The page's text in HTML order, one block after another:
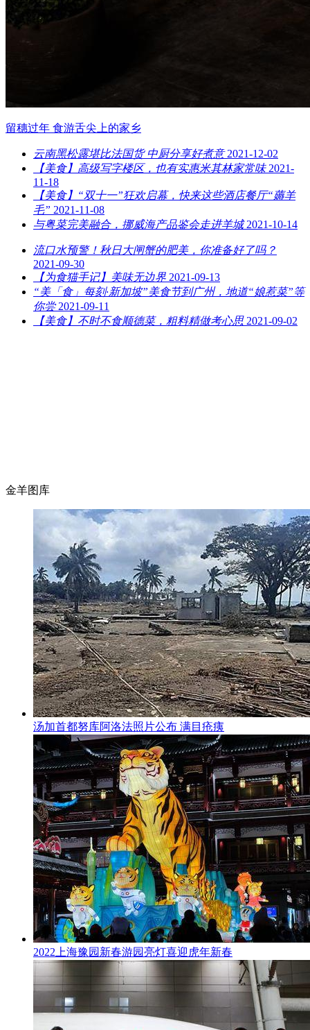
留穗过年 食游舌尖上的家乡
云南黑松露堪比法国货 中厨分享好煮意 2021-12-02
【美食】高级写字楼区，也有实惠米其林家常味 2021-
11-18
【美食】“双十一”狂欢启幕，快来这些酒店餐厅“薅羊
毛” 2021-11-08
与粤菜完美融合，挪威海产品鉴会走进羊城 2021-10-14
流口水预警！秋日大闸蟹的肥美，你准备好了吗？
2021-09-30
【为食猫手记】美味无边界 2021-09-13
“美「食」每刻·新加坡”美食节到广州，地道“娘惹菜”等
你尝 2021-09-11
【美食】不时不食顺德菜，粗料精做考心思 2021-09-02
金羊图库
汤加首都努库阿洛法照片公布 满目疮痍
2022上海豫园新春游园亮灯喜迎虎年新春